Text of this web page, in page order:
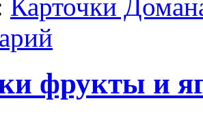
Карточки
фрукты и